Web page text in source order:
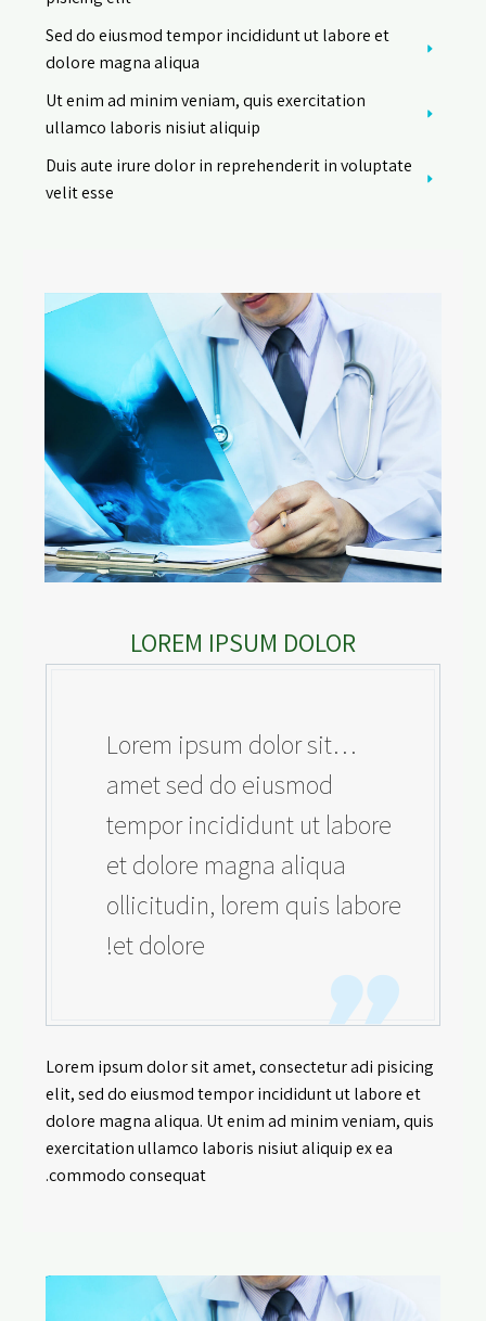
Sed do eiusmod tempor incididunt ut labore et
dolore magna aliqua
Ut enim ad minim veniam, quis exercitation
ullamco laboris nisiut aliquip
Duis aute irure dolor in reprehenderit in voluptate
velit esse
LOREM IPSUM DOLOR
…Lorem ipsum dolor sit
amet sed do eiusmod
tempor incididunt ut labore
et dolore magna aliqua
ollicitudin, lorem quis labore
et dolore!
Lorem ipsum dolor sit amet, consectetur adi pisicing
elit, sed do eiusmod tempor incididunt ut labore et
dolore magna aliqua. Ut enim ad minim veniam, quis
exercitation ullamco laboris nisiut aliquip ex ea
commodo consequat.